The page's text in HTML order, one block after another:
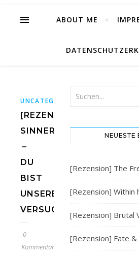
ABOUT ME
UNCATEGORIZED
[REZENSION]
SINNERS
–
DU
BIST
UNSERE
VERSUCHUNG
0
Kommentare
NEUESTE
[Rezension] The
[Rezension] Within
[Rezension] Brutal
[Rezension] Fate &